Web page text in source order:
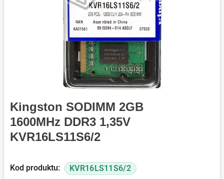
Kingston SODIMM 2GB
1600MHz DDR3 1,35V
KVR16LS11S6/2
Kod produktu: KVR16LS11S6/2